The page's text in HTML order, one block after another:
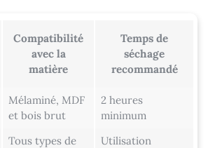
Compatibilité
avec la
matière
Temps de
séchage
recommandé
Mélaminé, MDF
et bois brut
2 heures
minimum
Tous types de
Utilisation